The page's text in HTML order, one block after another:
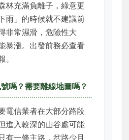
林充滿負離子，綠意更
雨」的時候就不建議前
非常濕滑，危險性大
暴漲。出發前務必查看
嗎？需要離線地圖嗎？
電信業者在大部分路段
進入較深的山谷處可能
有一條主路，岔路少且